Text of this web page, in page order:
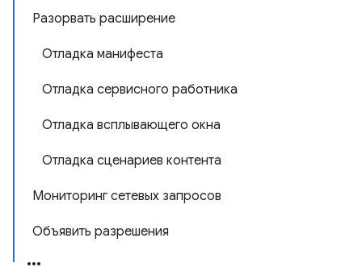
Разорвать расширение
Отладка манифеста
Отладка сервисного работника
Отладка всплывающего окна
Отладка сценариев контента
Мониторинг сетевых запросов
Объявить разрешения